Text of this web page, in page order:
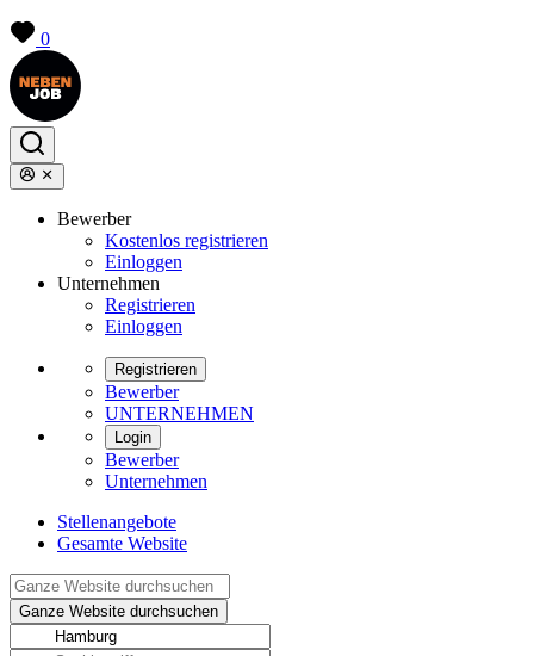
0
Bewerber
Kostenlos registrieren
Einloggen
Unternehmen
Registrieren
Einloggen
Registrieren
Bewerber
UNTERNEHMEN
Login
Bewerber
Unternehmen
Stellenangebote
Gesamte Website